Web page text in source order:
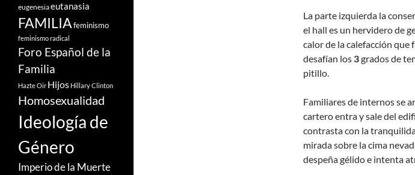
La parte izquierda la
el hall es un hervidero de
calor de la calefacción que
desafían los 3grados de
pitillo.
Familiares de internos se
cartero entra y sale del
contrasta con la
mirada sobre la cima
despeña gélido e intenta
eugenesiaeutanasia
FAMILIAfeminismo
feminismo radical
Foro Español de la
Familia
Hazte Oir Hijos Hillary Clinton
Homosexualidad
Ideología de
Género
Imperio de la Muerte